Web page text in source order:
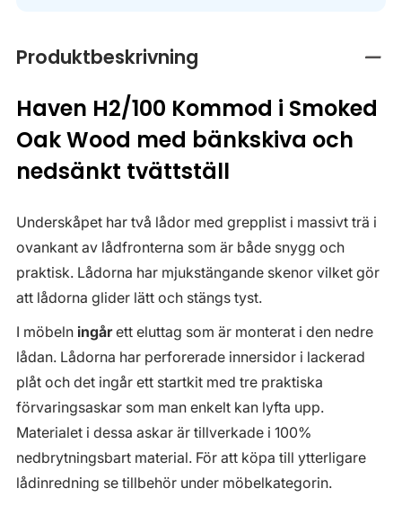
Produktbeskrivning
Haven H2/100 Kommod i Smoked
Oak Wood med bänkskiva och
nedsänkt tvättställ
Underskåpet har två lådor med grepplist i massivt trä i
ovankant av lådfronterna som är både snygg och
praktisk. Lådorna har mjukstängande skenor vilket gör
att lådorna glider lätt och stängs tyst.
I möbeln ingårett eluttag som är monterat i den nedre
lådan. Lådorna har perforerade innersidor i lackerad
plåt och det ingår ett startkit med tre praktiska
förvaringsaskar som man enkelt kan lyfta upp.
Materialet i dessa askar är tillverkade i 100%
nedbrytningsbart material. För att köpa till ytterligare
lådinredning se tillbehör under möbelkategorin.